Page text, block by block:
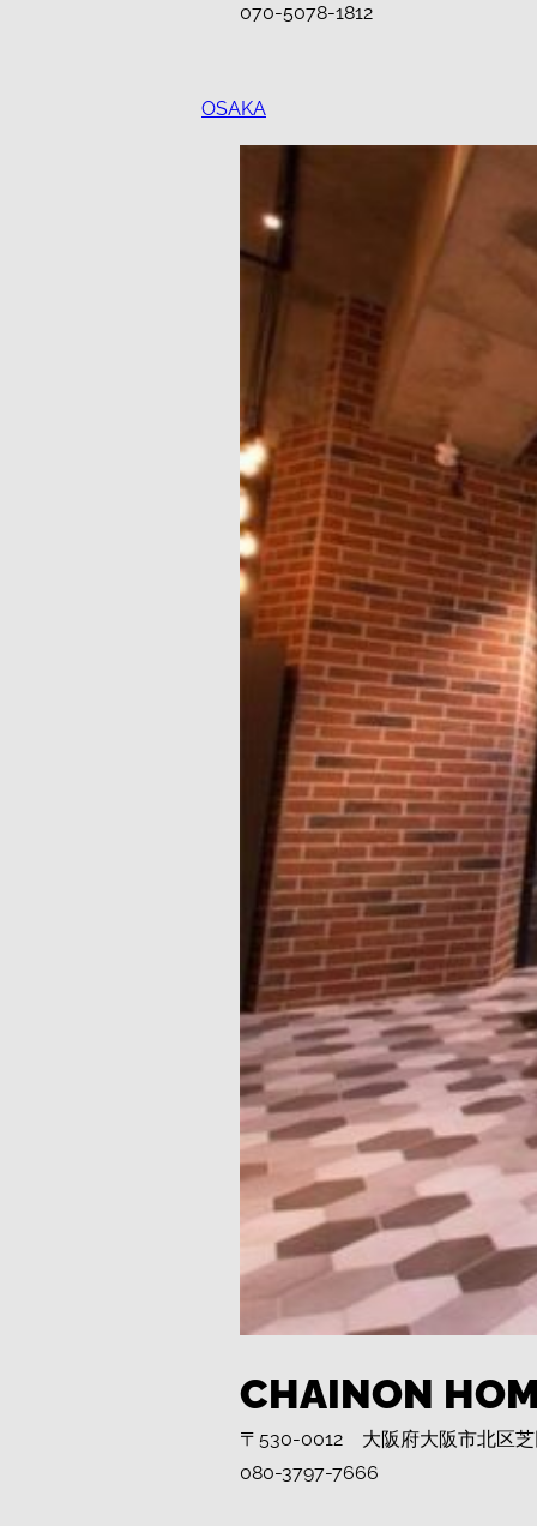
070-5078-1812
OSAKA
CHAINON
〒530-0012 大阪府大阪市北区
080-3797-7666